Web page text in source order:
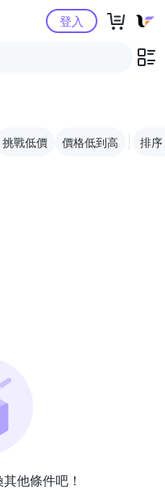
購物中心登入
挑戰低價 價格低到高 排序
他條件吧！